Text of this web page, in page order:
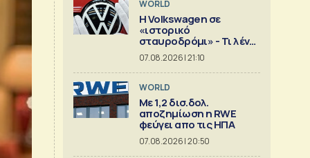
WORLD
Η Volkswagen σε
«ιστορικό
σταυροδρόμι» - Τι λένε
οι οικογένειες που την
ελέγχουν
07.08.2026 | 21:10
WORLD
Με 1,2 δισ.δολ.
αποζημίωση η RWE
φεύγει απο τις ΗΠΑ
07.08.2026 | 20:50